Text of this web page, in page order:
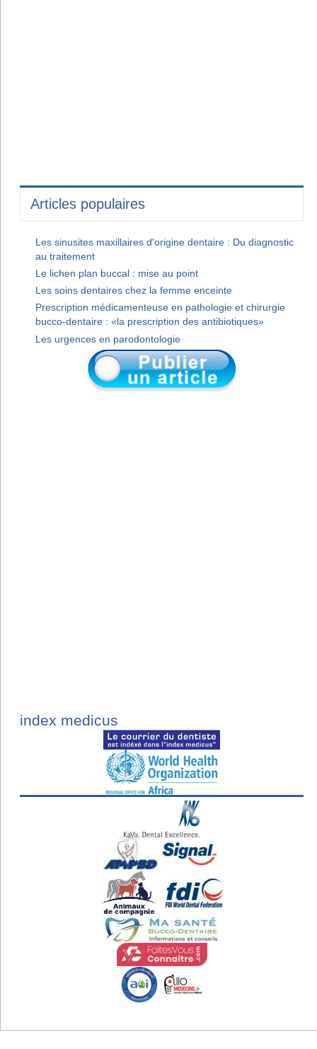
Articles populaires
Les sinusites maxillaires d'origine dentaire : Du diagnostic
au traitement
Le lichen plan buccal : mise au point
Les soins dentaires chez la femme enceinte
Prescription médicamenteuse en pathologie et chirurgie
bucco-dentaire : «la prescription des antibiotiques»
Les urgences en parodontologie
index medicus